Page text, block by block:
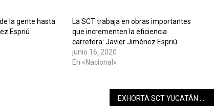
la gente hasta
Espriú
La SCT trabaja en obras importantes
que incrementen la eficiencia
carretera: Javier Jiménez Espriú.
junio 16, 2020
En «Nacional»